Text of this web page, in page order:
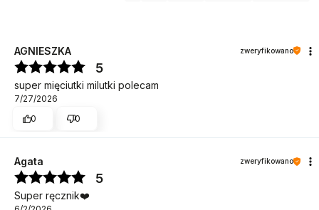
AGNIESZKA zweryfikowano
5
super mięciutki milutki polecam
7/27/2026
0
0
Agata zweryfikowano
5
Super ręcznik❤️